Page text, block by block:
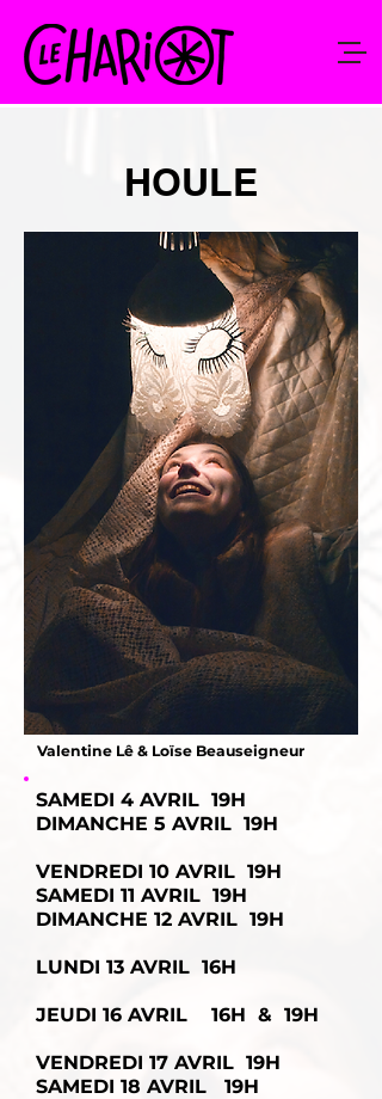
HOULE
Valentine Lê & Loïse Beauseigneur
SAMEDI 4 AVRIL 19H
DIMANCHE 5 AVRIL 19H
VENDREDI 10 AVRIL 19H
SAMEDI 11 AVRIL 19H
DIMANCHE 12 AVRIL 19H
LUNDI 13 AVRIL 16H
JEUDI 16 AVRIL 16H & 19H
VENDREDI 17 AVRIL 19H
SAMEDI 18 AVRIL 19H